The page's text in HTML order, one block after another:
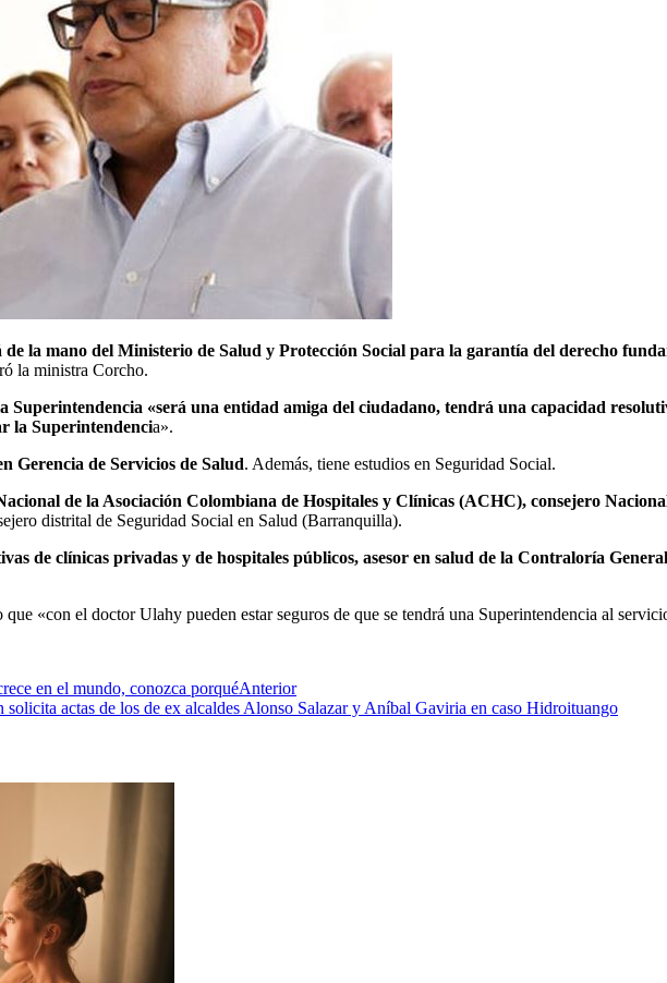
la mano del Ministerio de Salud y Protección Social para la garantía del derecho
la ministra Corcho.
Superintendencia «será una entidad amiga del ciudadano, tendrá una capacidad
la Superintendencia».
Gerencia de Servicios de Salud. Además, tiene estudios en Seguridad Social.
de la Asociación Colombiana de Hospitales y Clínicas (ACHC), consejero
distrital de Seguridad Social en Salud (Barranquilla).
de clínicas privadas y de hospitales públicos, asesor en salud de la Contraloría
«con el doctor Ulahy pueden estar seguros de que se tendrá una Superintendencia al
en el mundo, conozca porquéAnterior
actas de los de ex alcaldes Alonso Salazar y Aníbal Gaviria en caso Hidroituango